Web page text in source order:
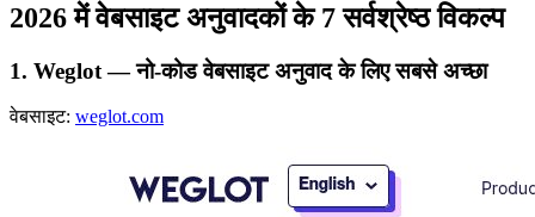
2026 में वेबसाइट अनुवादकों के 7 सर्वश्रेष्ठ विकल्प
1. Weglot — नो-कोड वेबसाइट अनुवाद के लिए सबसे अच्छा
वेबसाइट: weglot.com